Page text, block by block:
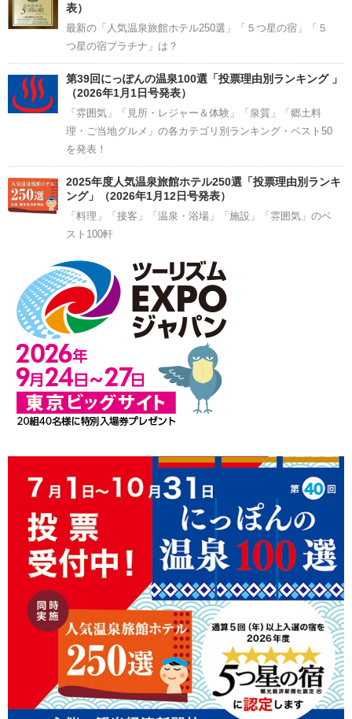
表）
最新の「人気温泉旅館ホテル250選」「５つ星の宿」「５
つ星の宿プラチナ」は？
第39回にっぽんの温泉100選「投票理由別ランキング 」
（2026年1月1日号発表）
「雰囲気」「見所・レジャー＆体験」「泉質」「郷土料
理・ご当地グルメ」の各カテゴリ別ランキング・ベスト50
を発表！
2025年度人気温泉旅館ホテル250選「投票理由別ランキ
ング」（2026年1月12日号発表）
「料理」「接客」「温泉・浴場」「施設」「雰囲気」のベ
スト100軒